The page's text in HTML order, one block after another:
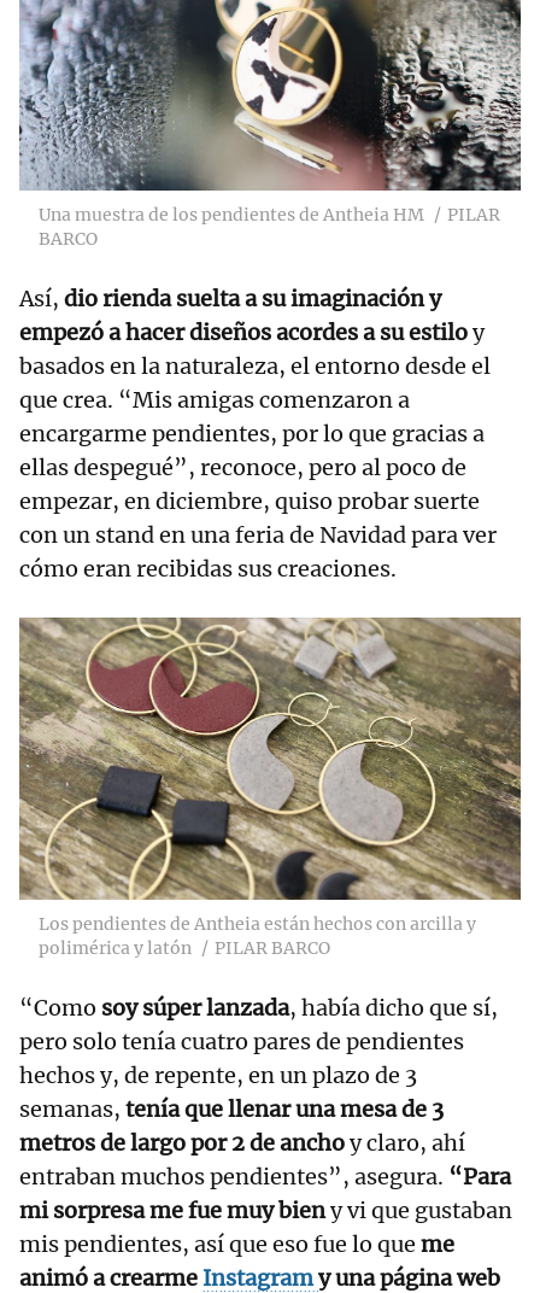
Una muestra de los pendientes de Antheia HM
PILAR
BARCO
Así, dio rienda suelta a su imaginación y
empezó a hacer diseños acordes a su estiloy
basados en la naturaleza, el entorno desde el
que crea. “Mis amigas comenzaron a
encargarme pendientes, por lo que gracias a
ellas despegué”, reconoce, pero al poco de
empezar, en diciembre, quiso probar suerte
con un stand en una feria de Navidad para ver
cómo eran recibidas sus creaciones.
Los pendientes de Antheia están hechos con arcilla y
polimérica y latón
PILAR BARCO
“Como soy súper lanzada, había dicho que sí,
pero solo tenía cuatro pares de pendientes
hechos y, de repente, en un plazo de 3
semanas, tenía que llenar una mesa de 3
metros de largo por 2 de anchoy claro, ahí
entraban muchos pendientes”, asegura. “Para
mi sorpresa me fue muy bieny vi que gustaban
mis pendientes, así que eso fue lo que me
animó a crearme Instagramy una página web